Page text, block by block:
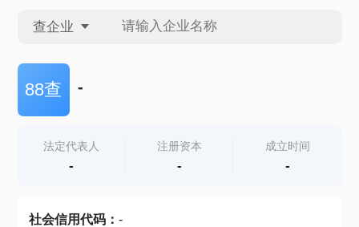
查企业
查企业
查产地
88查 -
法定代表人
-
注册资本
-
成立时间
-
社会信用代码： -